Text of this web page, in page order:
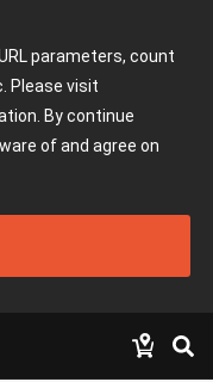
parameters, count
Please visit
By continue
of and agree on